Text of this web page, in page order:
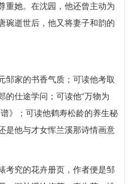
重她。在沈园，他还曾主动为
琬逝世后，他又将妻子和韵的
家的书香气质；可读他考取
的仕途学问；可读他“万物为
》；可读他鹤寿松龄的养生秘
他与才女恽兰溪那诗情画意
究的花卉册页，作者便是邹